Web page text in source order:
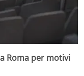
Roma per motivi